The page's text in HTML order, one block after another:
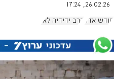
26.02.26, 17:24
חודש אדר הרב ידידיה לאו